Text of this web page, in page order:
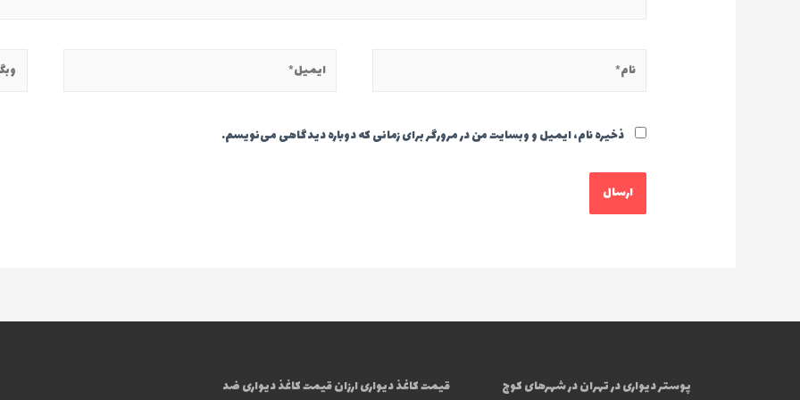
وبگاه
ذخیره نام، ایمیل و وبسایت من در مرورگر برای زمانی که دوباره دیدگاهی می‌نویسم.
پوستر دیواری در تهران در شهرهای کوچ
قیمت کاغذ دیواری ارزانقیمت کاغذ دیواری ضد